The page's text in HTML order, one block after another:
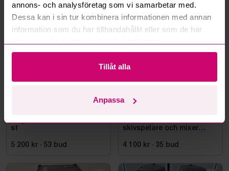
annons- och analysföretag som vi samarbetar med.
Dessa kan i sin tur kombinera informationen med annan
information som du har tillhandahållit eller som de har
Tillåt alla
Anpassa
Mer från samma kategori
3d 18h
st
5 200 kr · 53 bud
Stockholm
skivspelare och mixer
4 100 kr · 35 bud